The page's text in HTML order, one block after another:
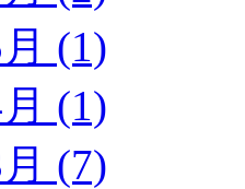
(1)
(1)
(7)